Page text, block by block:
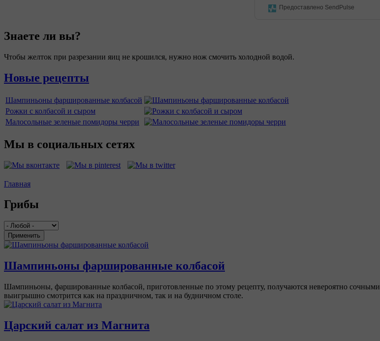
Предоставлено SendPulse
Знаете ли вы?
Чтобы желток при разрезании яиц не крошился, нужно нож смочить холодной водой.
Новые рецепты
Шампиньоны фаршированные колбасой
Рожки с колбасой и сыром
Малосольные зеленые помидоры черри
Мы в социальных сетях
Главная
Грибы
Применить
Шампиньоны фаршированные колбасой
Шампиньоны, фаршированные колбасой, приготовленные по этому рецепту, получаются невероятно
выигрышно смотрится как на праздничном, так и на будничном столе.
Царский салат из Магнита